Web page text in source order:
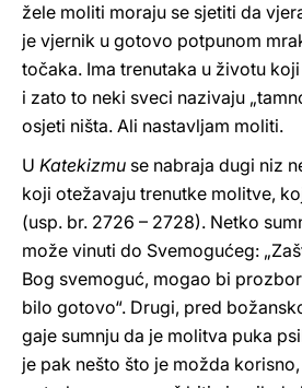
žele moliti moraju se sjetiti da
je vjernik u gotovo potpunom
točaka. Ima trenutaka u životu
i zato to neki sveci nazivaju
osjeti ništa. Ali nastavljam moliti.
U Katekizmu se nabraja dugi niz
koji otežavaju trenutke molitve,
(usp. br. 2726 – 2728). Netko
može vinuti do Svemogućeg:
Bog svemoguć, mogao bi
bilo gotovo“. Drugi, pred
gaje sumnju da je molitva puka
je pak nešto što je možda